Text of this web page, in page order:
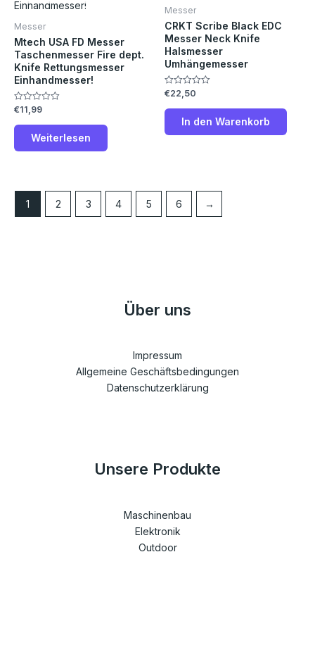
Messer
Mtech USA FD Messer
Taschenmesser Fire dept.
Knife Rettungsmesser
Einhandmesser!
Bewertet
0
€11,99
Weiterlesen
Messer
CRKT Scribe Black EDC
Messer Neck Knife
Halsmesser
Umhängemesser
Bewertet
0
€22,50
In den Warenkorb
1 2 3 4 5 6 →
Über uns
Impressum
Allgemeine Geschäftsbedingungen
Datenschutzerklärung
Unsere Produkte
Maschinenbau
Elektronik
Outdoor